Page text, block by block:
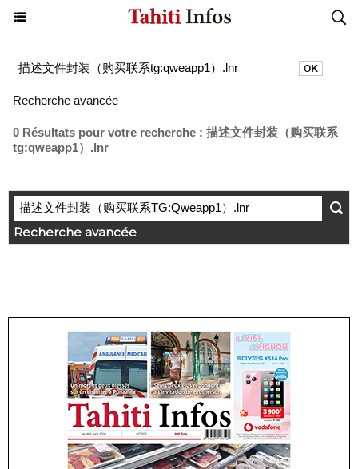
Recherche avancée
0 Résultats pour votre recherche : 描述文件封装（购买联系
tg:qweapp1）.lnr
Recherche avancée